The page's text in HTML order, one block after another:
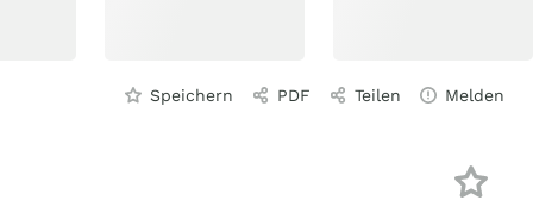
Speichern PDF Teilen Melden